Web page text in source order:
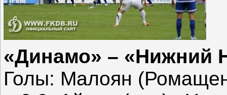
«Динамо» – «Нижний
Голы: Малоян